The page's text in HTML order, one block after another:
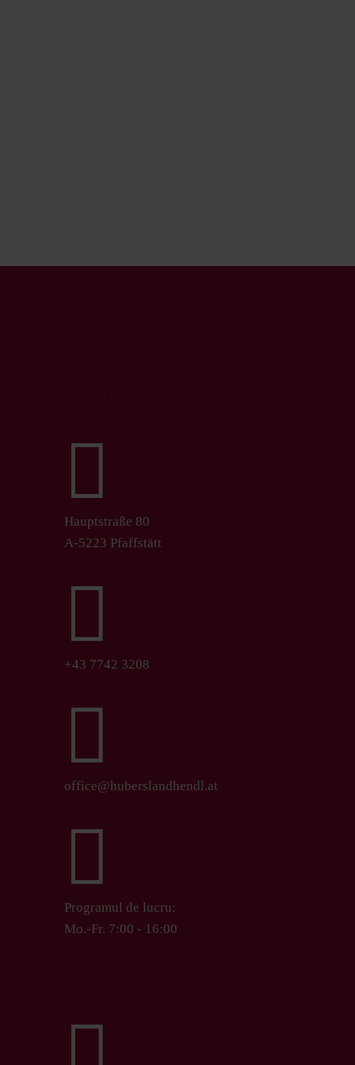

Hauptstraße 80
A-5223 Pfaffstätt

+43 7742 3208

office@huberslandhendl.at

Programul de lucru:
Mo.-Fr. 7:00 - 16:00